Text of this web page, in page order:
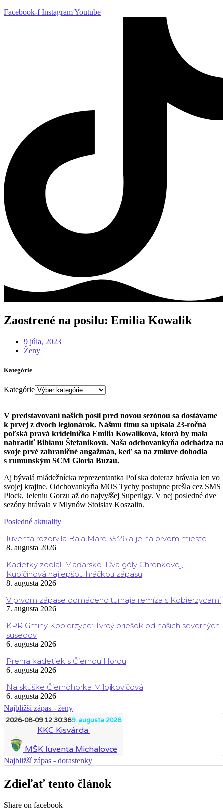
Facebook-f InstagramYoutube
Zaostrené na posilu: Emilia Kowalik
9 júla, 2023
Ženy
Kategórie
Kategórie
V predstavovaní našich posíl pred novou sezónou sa dostávame
k prvej z dvoch legionárok. Nášmu tímu sa upísala 23-ročná
poľská pravá kridelníčka Emilia Kowaliková, ktorá by mala
nahradiť Bibianu Štefanikovú. Naša odchovankyňa odchádza na
svoje prvé zahraničné angažmán, keď sa na zmluve dohodla
s rumunským SCM Gloria Buzau.
Aj bývalá mládežnícka reprezentantka Poľska doteraz hrávala len vo
svojej krajine. Odchovankyňa MOS Tychy postupne prešla cez SMS
Plock, Jeleniu Gorzu až do najvyššej Superligy. V nej posledné dve
sezóny hrávala v Mlynów Stoislav Koszalin.
Posledné aktuality
Iuventa rozdrvila Baia Mare 35:26 a je na prvom mieste
8. augusta 2026
Kadetky zdolali Maďarsko. Dva góly Chrenkovej,
Kubičinová najlepšou hráčkou zápasu
8. augusta 2026
V prvom zápase domáceho turnaja remíza s Kobierzycami
7. augusta 2026
KPR Gminy Kobierzyce: Tvrdý oriešok od našich severných
susedov
6. augusta 2026
Prehra kadetiek s Čiernou Horou
6. augusta 2026
Na skúške Čiernohorka Milojkovičová
6. augusta 2026
Najbližší zápas - ženy
2026-08-09 12:30:369. augusta 2026
KKC Kisvárda
MŠK Iuventa Michalovce
Najbližší zápas - dorastenky
Zdieľať tento článok
Share on facebook